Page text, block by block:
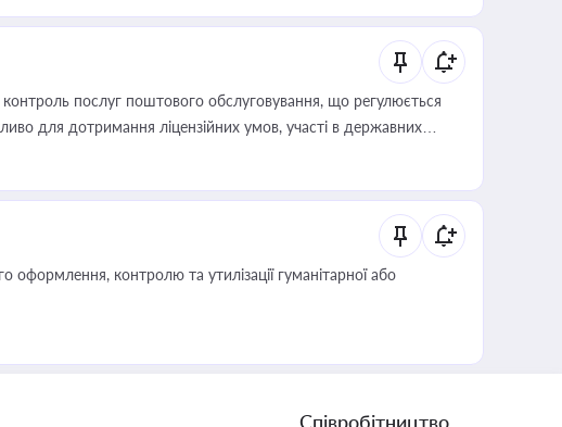
послуг поштового обслуговування, що регулюється
для дотримання ліцензійних умов, участі в державних
оформлення, контролю та утилізації гуманітарної або
Співробітництво